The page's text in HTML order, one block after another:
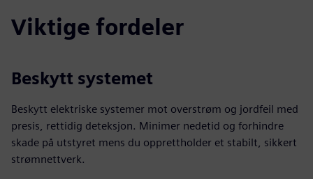
Viktige fordeler
Beskytt systemet
Beskytt elektriske systemer mot overstrøm og jordfeil med
presis, rettidig deteksjon. Minimer nedetid og forhindre
skade på utstyret mens du opprettholder et stabilt, sikkert
strømnettverk.